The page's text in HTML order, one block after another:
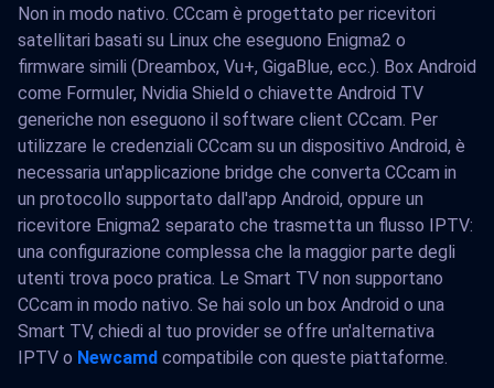
Non in modo nativo. CCcam è progettato per ricevitori
satellitari basati su Linux che eseguono Enigma2 o
firmware simili (Dreambox, Vu+, GigaBlue, ecc.). Box Android
come Formuler, Nvidia Shield o chiavette Android TV
generiche non eseguono il software client CCcam. Per
utilizzare le credenziali CCcam su un dispositivo Android, è
necessaria un'applicazione bridge che converta CCcam in
un protocollo supportato dall'app Android, oppure un
ricevitore Enigma2 separato che trasmetta un flusso IPTV:
una configurazione complessa che la maggior parte degli
utenti trova poco pratica. Le Smart TV non supportano
CCcam in modo nativo. Se hai solo un box Android o una
Smart TV, chiedi al tuo provider se offre un'alternativa
IPTV o Newcamd compatibile con queste piattaforme.